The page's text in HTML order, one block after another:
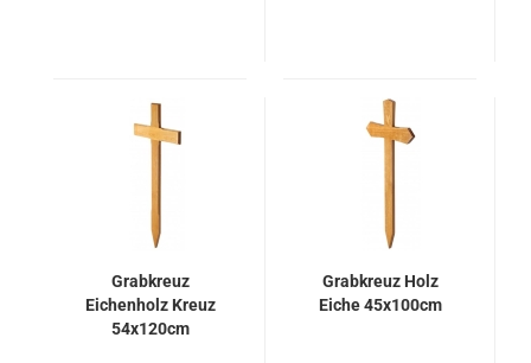
Grabkreuz
Eichenholz Kreuz
54x120cm
Grabkreuz Holz
Eiche 45x100cm